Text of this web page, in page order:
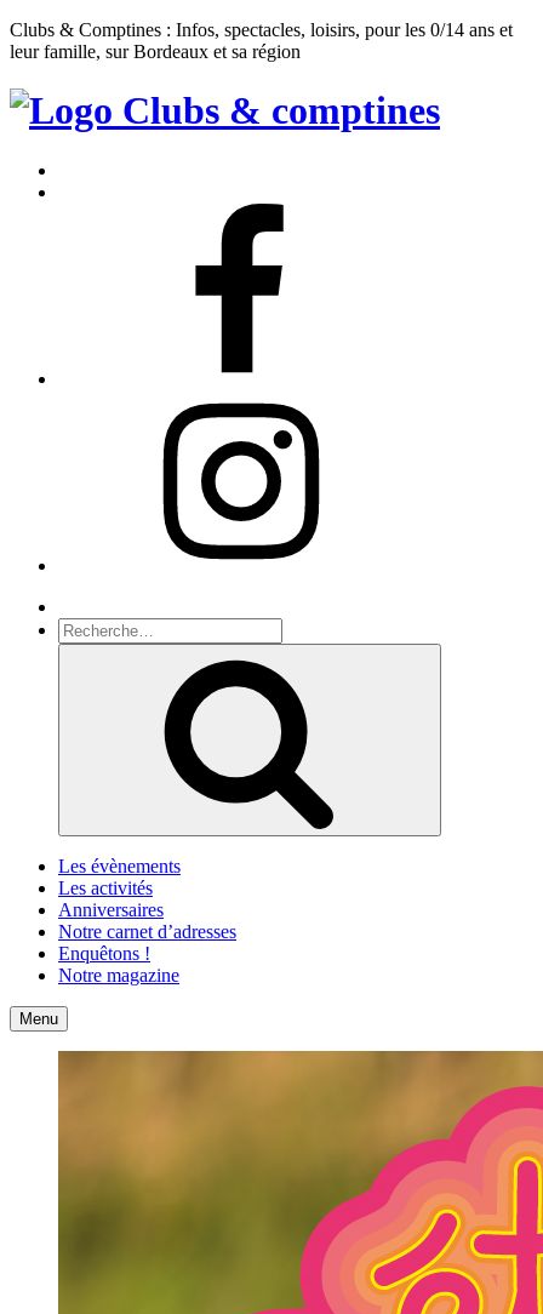
Clubs & Comptines : Infos, spectacles, loisirs, pour les 0/14 ans et
leur famille, sur Bordeaux et sa région
Clubs
Comptines
Recherche
pour
Les évènements
Les activités
Anniversaires
Notre carnet d’adresses
Enquêtons !
Notre magazine
Accueil
Menu Contact